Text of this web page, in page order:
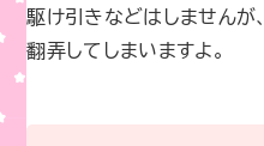
駆け引きなどはしません
翻弄してしまいますよ。